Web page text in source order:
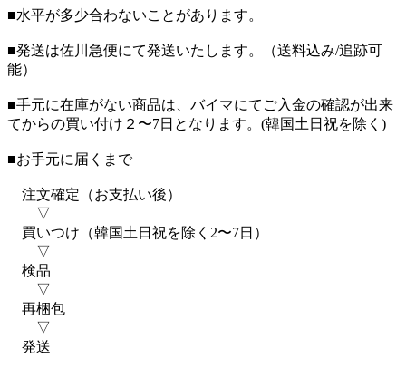
■水平が多少合わないことがあります。
■発送は佐川急便にて発送いたします。（送料込み/追跡可
能）
■手元に在庫がない商品は、バイマにてご入金の確認が出来
てからの買い付け２〜7日となります。(韓国土日祝を除く)
■お手元に届くまで
注文確定（お支払い後）
▽
買いつけ（韓国土日祝を除く2〜7日）
▽
検品
▽
再梱包
▽
発送